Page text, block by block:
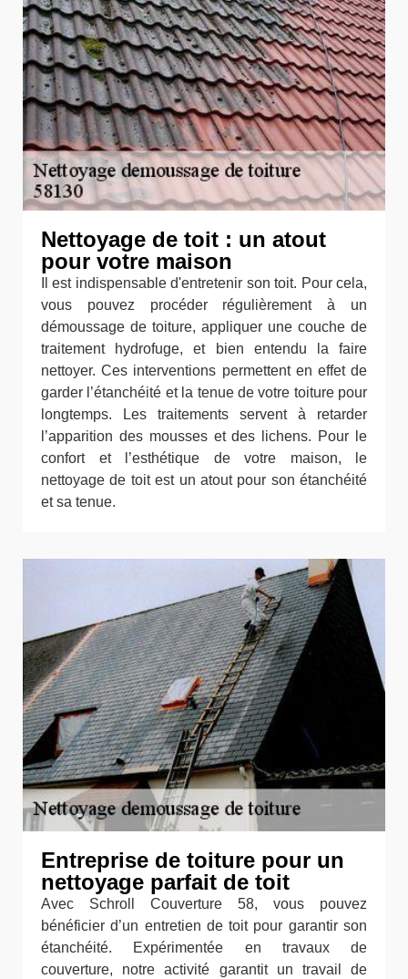
Nettoyage de toit : un atout
pour votre maison
Il est indispensable d'entretenir son toit. Pour cela,
vous pouvez procéder régulièrement à un
démoussage de toiture, appliquer une couche de
traitement hydrofuge, et bien entendu la faire
nettoyer. Ces interventions permettent en effet de
garder l’étanchéité et la tenue de votre toiture pour
longtemps. Les traitements servent à retarder
l’apparition des mousses et des lichens. Pour le
confort et l’esthétique de votre maison, le
nettoyage de toit est un atout pour son étanchéité
et sa tenue.
Entreprise de toiture pour un
nettoyage parfait de toit
Avec Schroll Couverture 58, vous pouvez
bénéficier d’un entretien de toit pour garantir son
étanchéité. Expérimentée en travaux de
couverture, notre activité garantit un travail de